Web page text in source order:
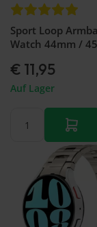
Sport Loop
Watch 44mm /
€ 11,95
Auf Lager